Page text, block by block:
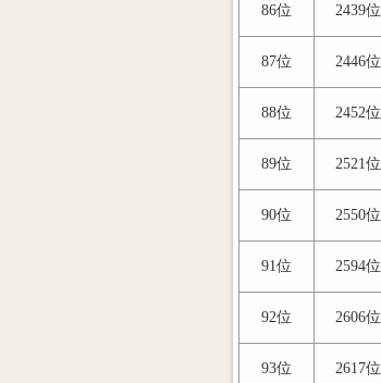
86位 2439位
87位 2446位
88位 2452位
89位 2521位
90位 2550位
91位 2594位
92位 2606位
93位 2617位